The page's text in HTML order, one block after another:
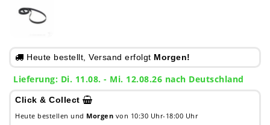
Heute bestellt, Versand erfolgt Morgen!
Lieferung: Di. 11.08. - Mi. 12.08.26 nach Deutschland
Click & Collect
Heute bestellen und Morgen von 10:30 Uhr-18:00 Uhr